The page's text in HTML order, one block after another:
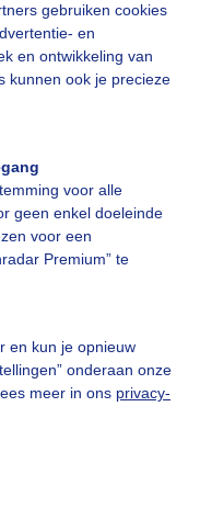
gebruiken cookies
en
en ontwikkeling van
kunnen ook je precieze
voor alle
geen enkel doeleinde
voor een
Premium” te
en kun je opnieuw
onderaan onze
meer in ons privacy-